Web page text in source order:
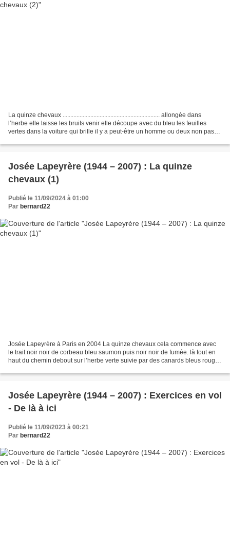
La quinze chevaux ............................................................... allongée dans
l’herbe elle laisse les bruits venir elle découpe avec du bleu les feuilles
vertes dans la voiture qui brille il y a peut-être un homme ou deux non pas
Josée Lapeyrère (1944 – 2007) : La quinze
chevaux (1)
Publié le 11/09/2024 à 01:00
Par bernard22
Josée Lapeyrère à Paris en 2004 La quinze chevaux cela commence avec
le trait noir noir de corbeau bleu saumon puis noir noir de fumée. là tout en
haut du chemin debout sur l’herbe verte suivie par des canards bleus rouges
Josée Lapeyrère (1944 – 2007) : Exercices en vol
- De là à ici
Publié le 11/09/2023 à 00:21
Par bernard22